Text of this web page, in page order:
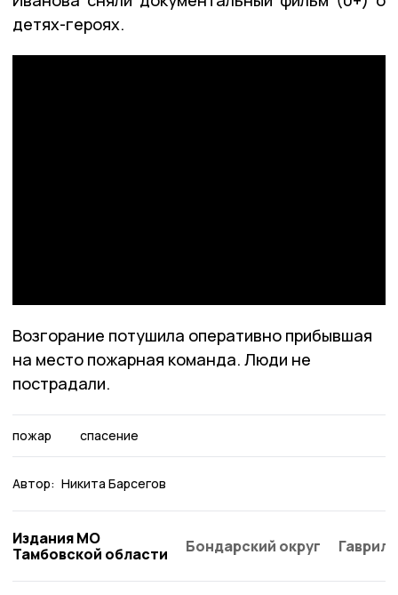
детях-героях.
Возгорание потушила оперативно прибывшая
на место пожарная команда. Люди не
пострадали.
пожар спасение
Автор: Никита Барсегов
Издания МО
Тамбовской области
Бондарский округ